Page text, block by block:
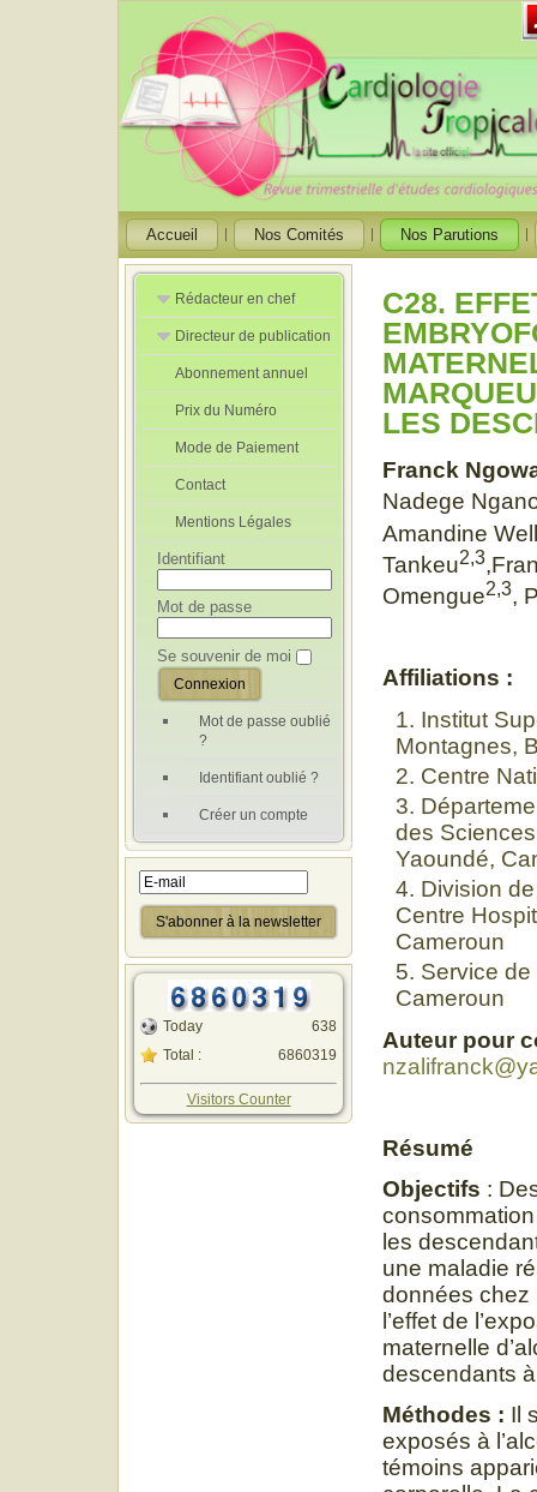
Accueil Nos Comités Nos Parutions
Rédacteur en chef
Rédacteurs en
Chef Adjoint
Directeur de publication
Directeur de
publication
adjoint
Abonnement annuel
Prix du Numéro
Mode de Paiement
Contact
Mentions Légales
Identifiant
Mot de passe
Se souvenir de moi
Mot de passe oublié
?
Identifiant oublié ?
Créer un compte
Today
Total :
638
6860319
Visitors Counter
C28.
LES
Franck
Nadege
Amandine Well
Tankeu2,3
Omengue2,3,
Affiliations :
Institut
Montagnes,
Centre
des
Yaoundé,
Division
Centre
Cameroun
Service de
Cameroun
Auteur pour
Résumé
Objectifs :
les
une maladie
données chez
l’effet de
maternelle
descendants
Méthodes : Il
exposés à
témoins